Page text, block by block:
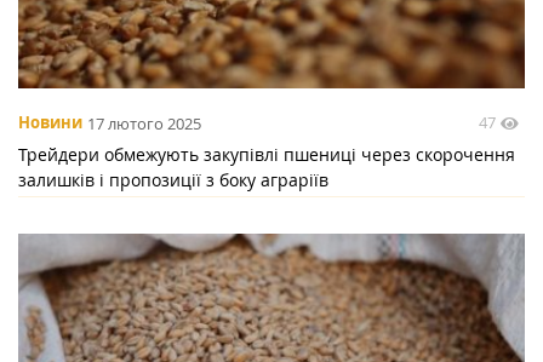
Новини 17 лютого 2025 47
Трейдери обмежують закупівлі пшениці через скорочення
залишків і пропозиції з боку аграріїв